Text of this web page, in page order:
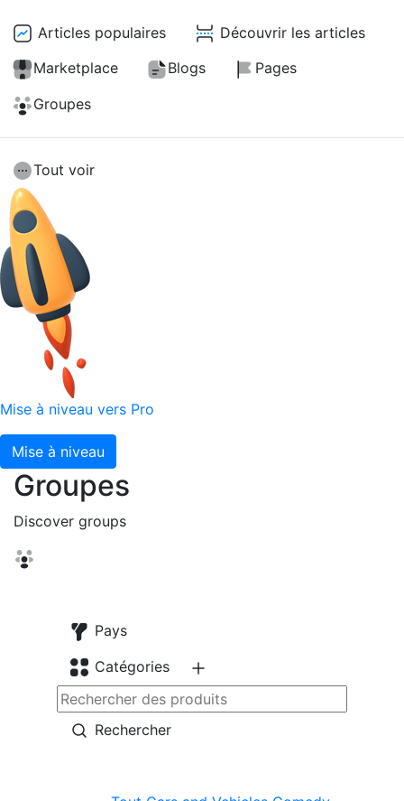
Articles populaires
Découvrir les articles
Marketplace
Blogs
Pages
Groupes
Tout voir
Mise à niveau vers Pro
Mise à niveau
Groupes
Discover groups
Pays
Catégories
Rechercher